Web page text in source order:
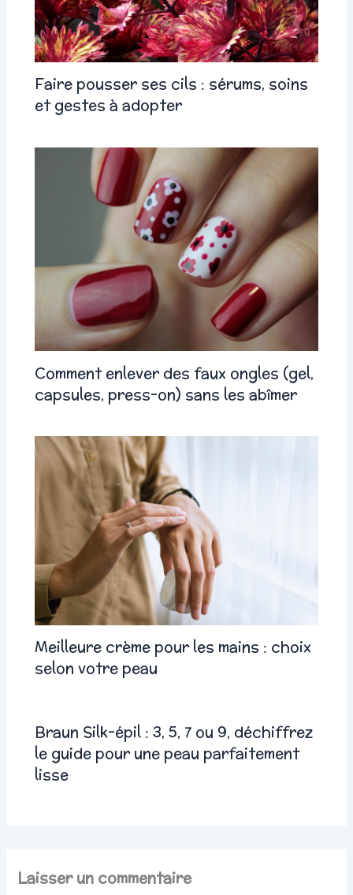
Faire pousser ses cils : sérums, soins
et gestes à adopter
Comment enlever des faux ongles (gel,
capsules, press-on) sans les abîmer
Meilleure crème pour les mains : choix
selon votre peau
Braun Silk-épil : 3, 5, 7 ou 9, déchiffrez
le guide pour une peau parfaitement
lisse
Laisser un commentaire